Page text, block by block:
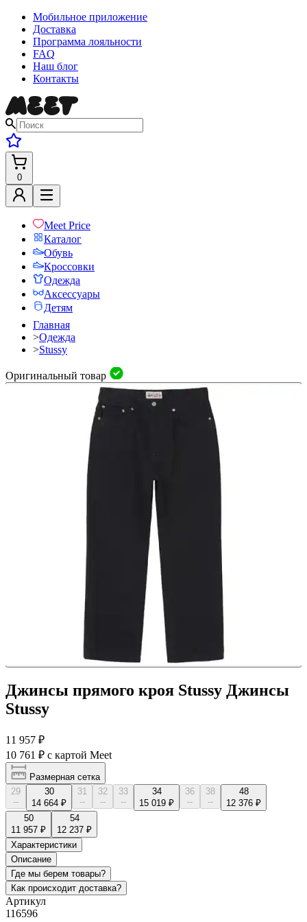
Мобильное приложение
Доставка
Программа лояльности
FAQ
Наш блог
Контакты
0
Meet Price
Каталог
Обувь
Кроссовки
Одежда
Аксессуары
Детям
Главная
>Одежда
>Stussy
Оригинальный товар
Джинсы прямого кроя Stussy Джинсы
Stussy
11 957 ₽
10 761 ₽ с картой Meet
Размерная сетка
29
--
30
14 664 ₽
31
--
32
--
33
--
34
15 019 ₽
36
--
38
--
48
12 376 ₽
50
11 957 ₽
54
12 237 ₽
Характеристики
Описание
Где мы берем товары?
Как происходит доставка?
Артикул
116596